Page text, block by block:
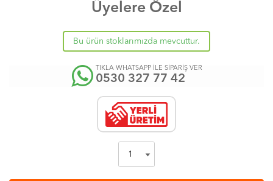
Üyelere Özel
Bu ürün stoklarımızda mevcuttur.
TIKLA WHATSAPP İLE SİPARİŞ VER
0530 327 77 42